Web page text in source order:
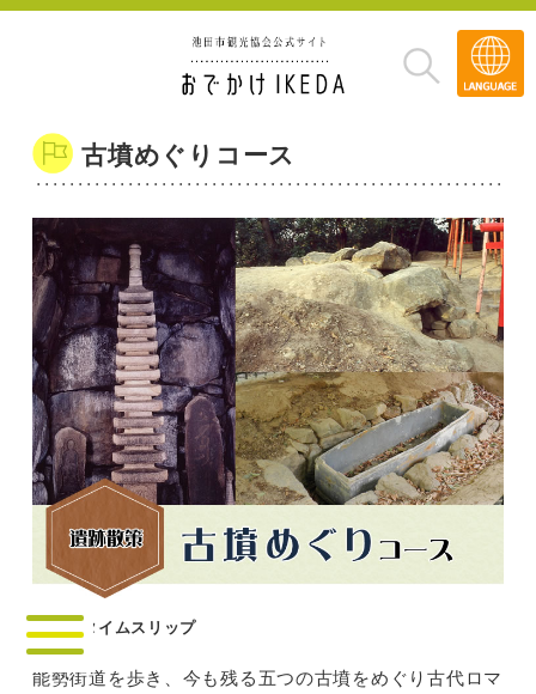
古墳めぐりコース
古代にタイムスリップ
能勢街道を歩き、今も残る五つの古墳をめぐり古代ロマ
»